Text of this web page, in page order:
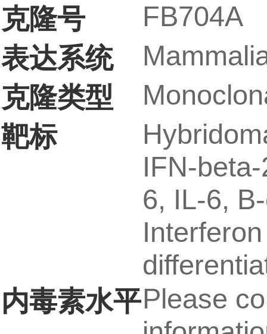
克隆号
FB704A
表达系统
克隆类型
靶标
IFN-
6, IL-6,
内毒素水平Please